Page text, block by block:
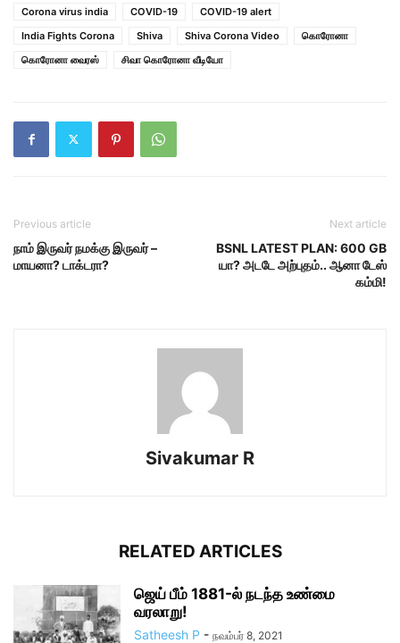
Corona virus india
COVID-19
COVID-19 alert
India Fights Corona
Shiva Shiva Corona Video
கொரோனா
கொரோனா வைரஸ்
சிவா கொரோனா வீடியோ
Previous article
நாம் இருவர் நமக்கு இருவர் –
மாயனா? டாக்டரா?
Next article
BSNL LATEST PLAN: 600 GB
யா? அடடே அற்புதம்.. ஆனா டேஸ்
கம்மி!
Sivakumar R
RELATED ARTICLES
ஜெய் பீம் 1881-ல் நடந்த உண்மை
வரலாறு!
Satheesh P - நவம்பர் 8, 2021